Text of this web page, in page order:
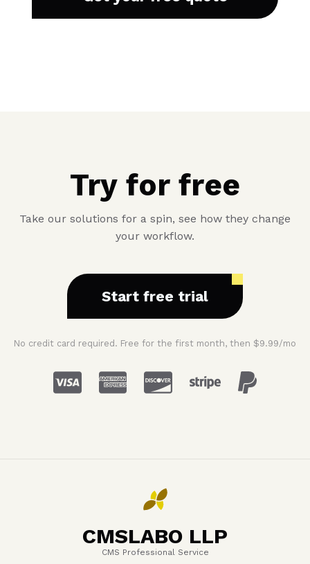
Try for free
Take our solutions for a spin, see how they change
your workflow.
Start free trial
No credit card required. Free for the first month, then $9.99/mo
CMSLABO LLP
CMS Professional Service